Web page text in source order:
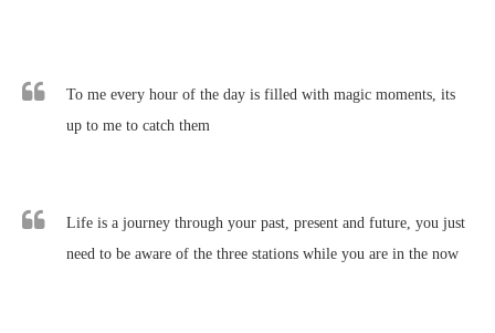
To me every hour of the day is filled with magic moments, its
up to me to catch them
Life is a journey through your past, present and future, you just
need to be aware of the three stations while you are in the now